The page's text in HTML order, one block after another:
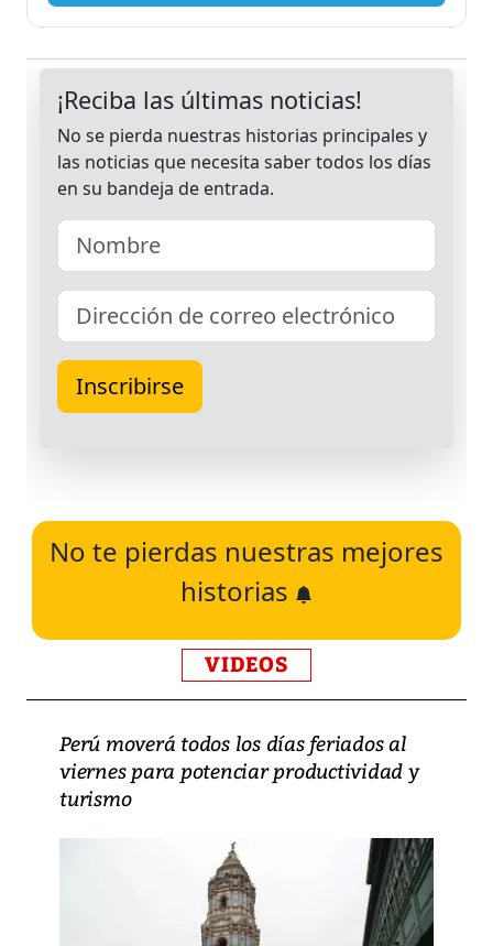
No te pierdas nuestras mejores
historias
VIDEOS
Perú moverá todos los días feriados al
viernes para potenciar productividad y
turismo